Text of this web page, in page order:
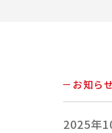
お知らせ
2025年